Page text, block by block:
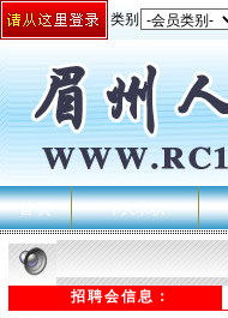
类别
首 页 个人求职
招聘会信息：